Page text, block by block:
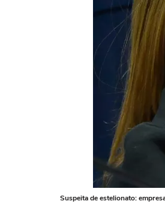
Suspeita de estelionato: